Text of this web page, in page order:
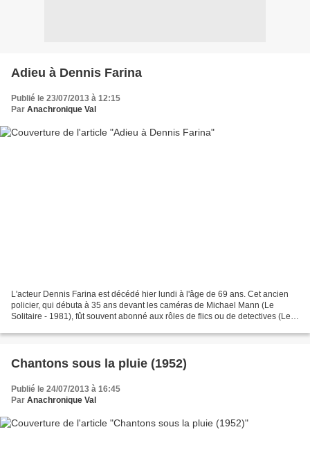
Adieu à Dennis Farina
Publié le 23/07/2013 à 12:15
Par Anachronique Val
L'acteur Dennis Farina est décédé hier lundi à l'âge de 69 ans. Cet ancien
policier, qui débuta à 35 ans devant les caméras de Michael Mann (Le
Solitaire - 1981), fût souvent abonné aux rôles de flics ou de detectives (Le
Chantons sous la pluie (1952)
Publié le 24/07/2013 à 16:45
Par Anachronique Val